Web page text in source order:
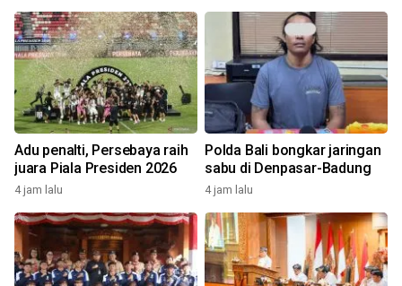
Adu penalti, Persebaya raih
juara Piala Presiden 2026
4 jam lalu
Polda Bali bongkar jaringan
sabu di Denpasar-Badung
4 jam lalu